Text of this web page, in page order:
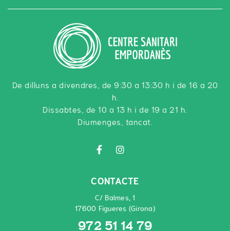
De dilluns a divendres, de 9:30 a 13:30 h i de 16 a 20
h.
Dissabtes, de 10 a 13 h i de 19 a 21 h.
Diumenges, tancat.
CONTACTE
C/ Balmes, 1
17600 Figueres (Girona)
972 51 14 79